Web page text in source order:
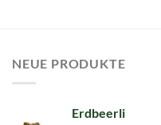
NEUE PRODUKTE
Erdbeerli